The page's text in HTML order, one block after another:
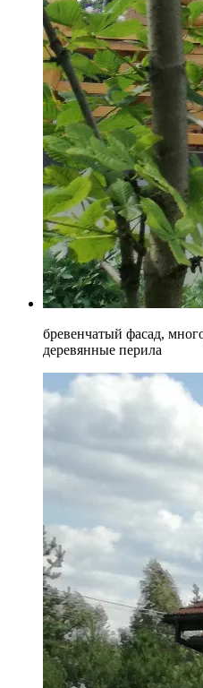
бревенчатый фасад,
деревянные перила